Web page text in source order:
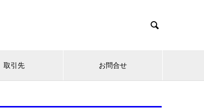

取引先 お問合せ